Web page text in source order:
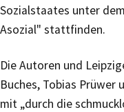
Sozialstaates unter
Asozial" stattfinden.
Die Autoren und
Buches, Tobias Prüwer
mit „durch die